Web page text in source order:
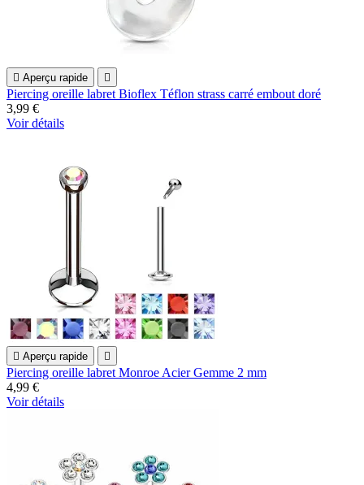
 Aperçu rapide 
Piercing oreille labret Bioflex Téflon strass carré embout doré
3,99 €
Voir détails
 Aperçu rapide 
Piercing oreille labret Monroe Acier Gemme 2 mm
4,99 €
Voir détails